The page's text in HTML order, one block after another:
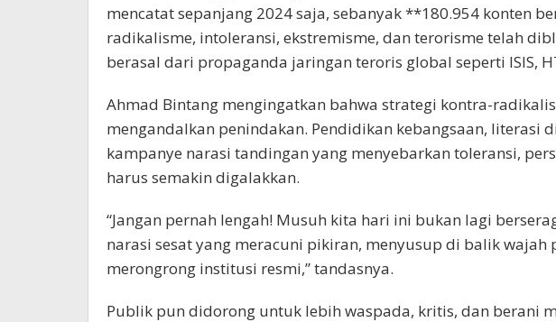
mencatat sepanjang 2024 saja, sebanyak **180.954 konten
radikalisme, intoleransi, ekstremisme, dan terorisme telah
berasal dari propaganda jaringan teroris global seperti ISIS,
Ahmad Bintang mengingatkan bahwa strategi kontra-
mengandalkan penindakan. Pendidikan kebangsaan, literasi
kampanye narasi tandingan yang menyebarkan toleransi,
harus semakin digalakkan.
“Jangan pernah lengah! Musuh kita hari ini bukan lagi
narasi sesat yang meracuni pikiran, menyusup di balik wajah
merongrong institusi resmi,” tandasnya.
Publik pun didorong untuk lebih waspada, kritis, dan berani